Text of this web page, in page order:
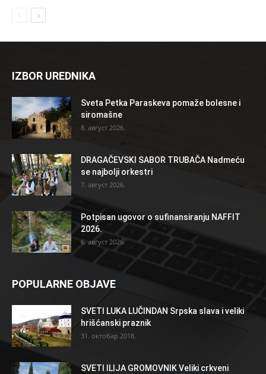
IZBOR UREDNIKA
Sveta Petka Paraskeva pomaže bolesne i
siromašne
8. август 2026.
DRAGAČEVSKI SABOR TRUBAČA Nadmeću
se najbolji orkestri
7. август 2026.
Potpisan ugovor o sufinansiranju NAFFIT
2026.
6. август 2026.
POPULARNE OBJAVE
SVETI LUKA LUČINDAN Srpska slava i veliki
hrišćanski praznik
31. октобар 2018.
SVETI ILIJA GROMOVNIK Veliki crkveni